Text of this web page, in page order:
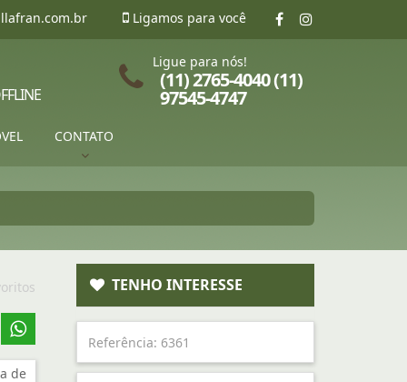
Ligamos para você
CONTATO
Ligue para nós!
(11) 2765-4040 (11)
97545-4747
de
TENHO INTERESSE